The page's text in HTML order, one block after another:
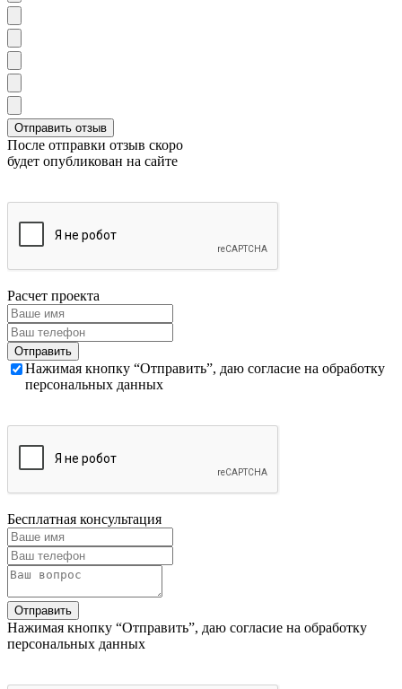
После отправки отзыв скоро
будет опубликован на сайте
Расчет проекта
Нажимая кнопку “Отправить”, даю согласие на обработку
персональных данных
Бесплатная консультация
Нажимая кнопку “Отправить”, даю согласие на обработку
персональных данных